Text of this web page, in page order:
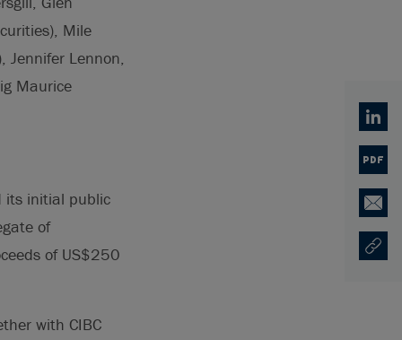
Mile
Jennifer Lennon,
Maurice
its initial public
of
of US$250
with CIBC
PDF
Email
Copy